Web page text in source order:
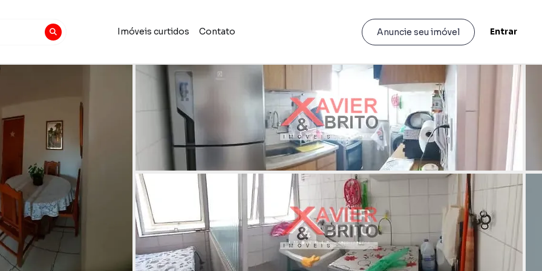
Imóveis curtidos Contato Anuncie seu imóvel Entrar